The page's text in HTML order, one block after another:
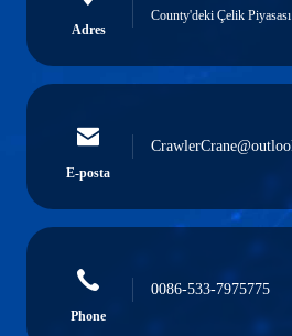
Adres
County'deki Çelik Piyasası
E-posta
Phone
0086-533-7975775